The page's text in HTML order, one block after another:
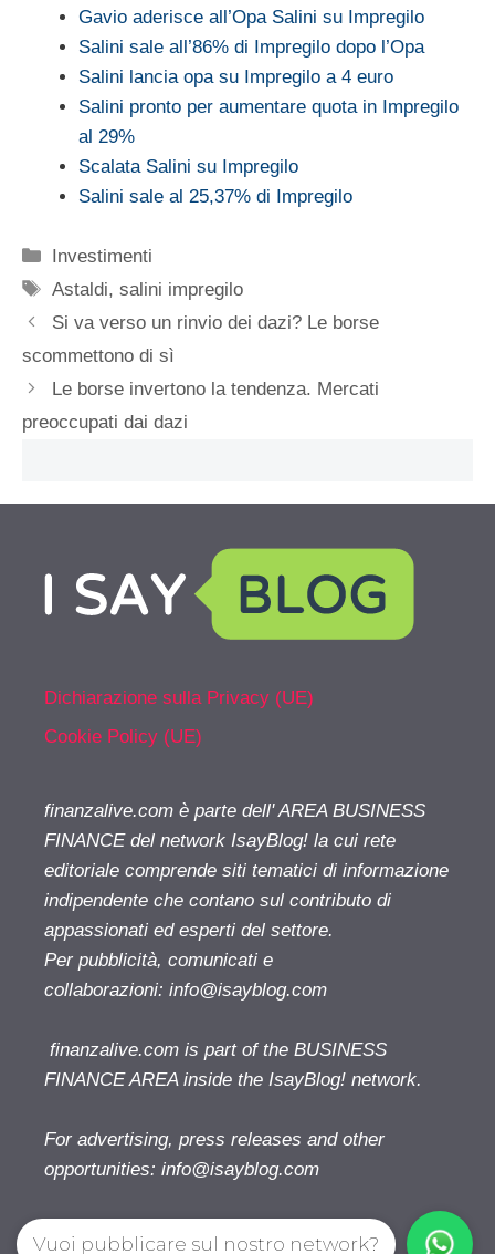
Gavio aderisce all’Opa Salini su Impregilo
Salini sale all’86% di Impregilo dopo l’Opa
Salini lancia opa su Impregilo a 4 euro
Salini pronto per aumentare quota in Impregilo
al 29%
Scalata Salini su Impregilo
Salini sale al 25,37% di Impregilo
Categorie
Investimenti
Tag
Astaldi,salini impregilo
Si va verso un rinvio dei dazi? Le borse
scommettono di sì
Le borse invertono la tendenza. Mercati
preoccupati dai dazi
Dichiarazione sulla Privacy (UE)
Cookie Policy (UE)
finanzalive.com è parte dell' AREA BUSINESS
FINANCE del network IsayBlog! la cui rete
editoriale comprende siti tematici di informazione
indipendente che contano sul contributo di
appassionati ed esperti del settore.
Per pubblicità, comunicati e
collaborazioni: info@isayblog.com
finanzalive.com is part of the BUSINESS
FINANCE AREA inside the IsayBlog! network.
For advertising, press releases and other
opportunities: info@isayblog.com
Vuoi pubblicare sul nostro network?